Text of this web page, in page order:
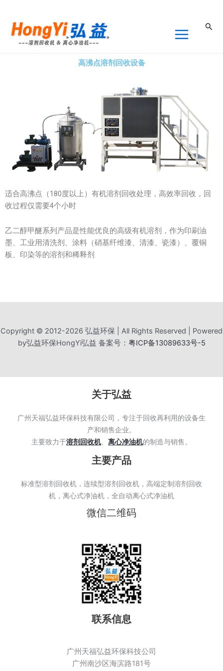
搜
高沸点溶剂回收设备
适合高沸点（180度以上）有机溶剂回收处理，高效率回收，回
收过程仅需要4个小时
乙二醇甲醚系列产品是性能优良的高级有机溶剂，作为印刷油
墨、工业用清洗剂、涂料（硝基纤维漆、清漆、瓷漆）、覆铜
板、印染等的溶剂和稀释剂
Copyright © 2012-2026 弘益环保 | All Rights Reserved | Powered
by弘益环保HongYi弘益 备案号： 粤ICP备13089633号-5
关于弘益
广州天福弘益环保科技有限公司，专注于回收再利用的设备生
产和销售企业。
主要致力于溶剂回收机、 离心净油机的制造与销售。
主要产品
标准型溶剂回收机，连续型溶剂回收机，高端定制溶剂回收
机，离心式净油机，全自动离心式净油机
微信二维码
联系信息
广州天福弘益环保科技公司
广州南沙区海滨路181号